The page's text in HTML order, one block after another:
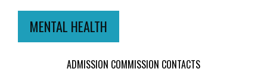
MENTAL HEALTH
ADMISSION COMMISSION CONTACTS